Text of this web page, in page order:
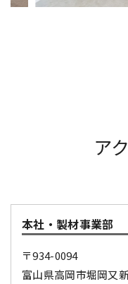
ア
本社・製材事業部
〒934-0094
富山県高岡市堀岡又